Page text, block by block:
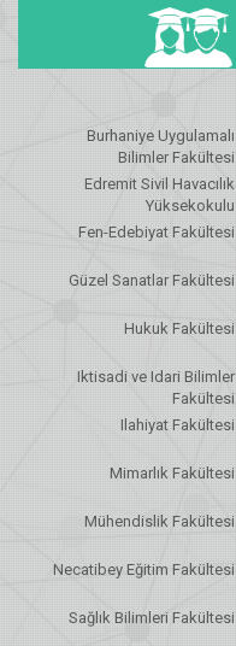
Burhaniye Uygulamalı
Bilimler Fakültesi
Edremit Sivil Havacılık
Yüksekokulu
Fen-Edebiyat Fakültesi
Güzel Sanatlar Fakültesi
Hukuk Fakültesi
Iktisadi ve Idari Bilimler
Fakültesi
Ilahiyat Fakültesi
Mimarlık Fakültesi
Mühendislik Fakültesi
Necatibey Eğitim Fakültesi
Sağlık Bilimleri Fakültesi